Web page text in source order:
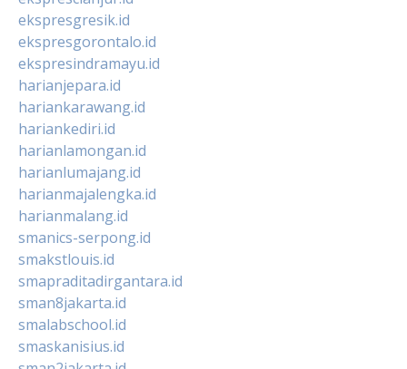
ekspresgresik.id
ekspresgorontalo.id
ekspresindramayu.id
harianjepara.id
hariankarawang.id
hariankediri.id
harianlamongan.id
harianlumajang.id
harianmajalengka.id
harianmalang.id
smanics-serpong.id
smakstlouis.id
smapraditadirgantara.id
sman8jakarta.id
smalabschool.id
smaskanisius.id